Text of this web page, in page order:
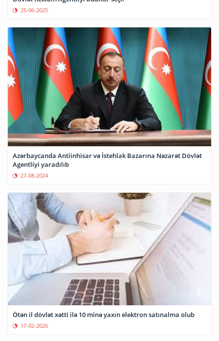
25-06-2025
Azərbaycanda Antiinhisar və İstehlak Bazarına Nəzarət Dövlət
Agentliyi yaradılıb
27-08-2024
Ötən il dövlət xətti ilə 10 minə yaxın elektron satınalma olub
17-02-2026